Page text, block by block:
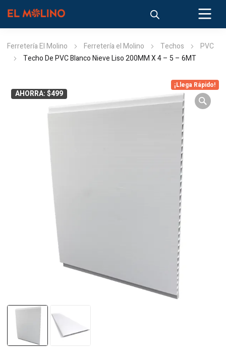
Ferretería El Molino Ferretería el Molino Techos
PVC
Techo De PVC Blanco Nieve Liso 200MM X 4 – 5 – 6MT
AHORRA: $499
¡Llega Rápido!